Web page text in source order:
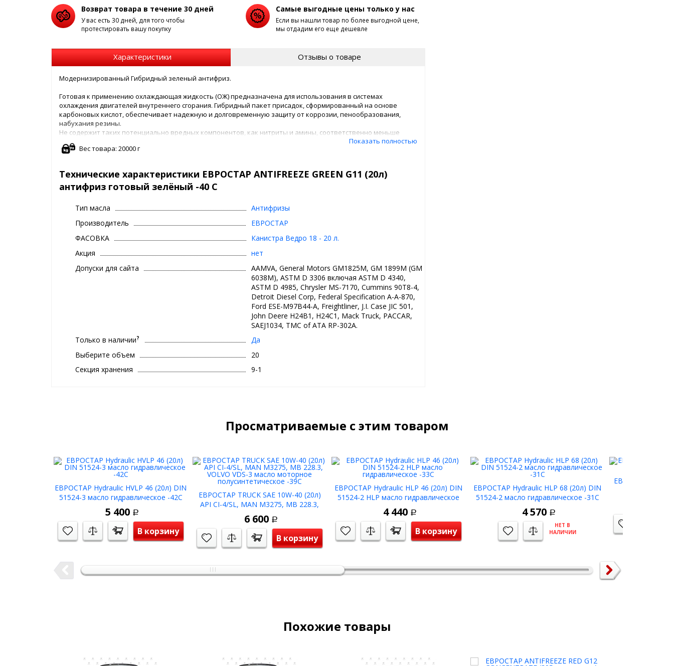
Возврат товара в течение 30 дней
У вас есть 30 дней, для того чтобы
протестировать вашу покупку
Самые выгодные цены только у нас
Если вы нашли товар по более выгодной цене,
мы отдадим его еще дешевле
Характеристики Отзывы о товаре
Модернизированный Гибридный зеленый антифриз.
Готовая к применению охлаждающая жидкость (ОЖ) предназначена для использования в системах
охлаждения двигателей внутреннего сгорания. Гибридный пакет присадок, сформированный на основе
карбоновых кислот, обеспечивает надежную и долговременную защиту от коррозии, пенообразования,
набухания резины.
Не содержит таких потенциально вредных компонентов, как нитриты и амины, соответственно меньше
загрязняет окружающую среду. Эта ОЖ также не содержит силикатов и фосфатов, способных выпадать в
осадок.
Показать полностью
Вес товара: 20000 г
Технические характеристики ЕВРОСТАР ANTIFREEZE GREEN G11 (20л)
антифриз готовый зелёный -40 С
Тип масла
Антифризы
Производитель
ЕВРОСТАР
ФАСОВКА
Канистра Ведро 18 - 20 л.
Акция
нет
Допуски для сайта
AAMVA, General Motors GM1825M, GM 1899M (GM
6038M), ASTM D 3306 включая ASTM D 4340,
ASTM D 4985, Chrysler MS-7170, Cummins 90T8-4,
Detroit Diesel Corp, Federal Specification A-A-870,
Ford ESE-M97B44-A, Freightliner, J.I. Case JIC 501,
John Deere H24B1, H24C1, Mack Truck, PACCAR,
SAEJ1034, TMC of ATA RP-302A.
Только в наличии?
Да
Выберите объем
20
Секция хранения
9-1
Просматриваемые с этим товаром
ЕВРОСТАР Hydraulic HVLP 46 (20л) DIN
51524-3 масло гидравлическое -42С
5 400 Р
В корзину
ЕВРОСТАР TRUCK SAE 10W-40 (20л)
API CI-4/SL, MAN M3275, MB 228.3,
VOLVO VDS-3 масло моторное
полусинтетическое -39С
6 600 Р
В корзину
ЕВРОСТАР Hydraulic HLP 46 (20л) DIN
51524-2 HLP масло гидравлическое
-33C
4 440 Р
В корзину
ЕВРОСТАР Hydraulic HLP 68 (20л) DIN
51524-2 масло гидравлическое -31С
4 570 Р
НЕТ В
НАЛИЧИИ
ЕВРОСТАР
Похожие товары